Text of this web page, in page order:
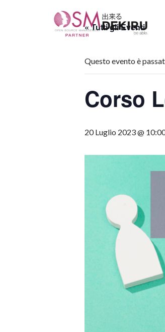
« Tutti gli Eventi
Questo evento è
Corso
20 Luglio 2023 @